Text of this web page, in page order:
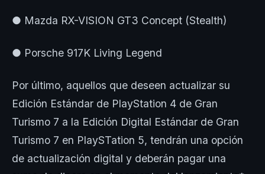
● Mazda RX-VISION GT3 Concept (Stealth)
● Porsche 917K Living Legend
Por último, aquellos que deseen actualizar su
Edición Estándar de PlayStation 4 de Gran
Turismo 7 a la Edición Digital Estándar de Gran
Turismo 7 en PlaySTation 5, tendrán una opción
de actualización digital y deberán pagar una